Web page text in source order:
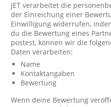
JET verarbeitet die
der Einreichung einer
Einwilligung widerrufen,
du die Bewertung eines
postest, können wir die
Daten verarbeiten:
Name
Kontaktangaben
Bewertung
Wenn deine Bewertung